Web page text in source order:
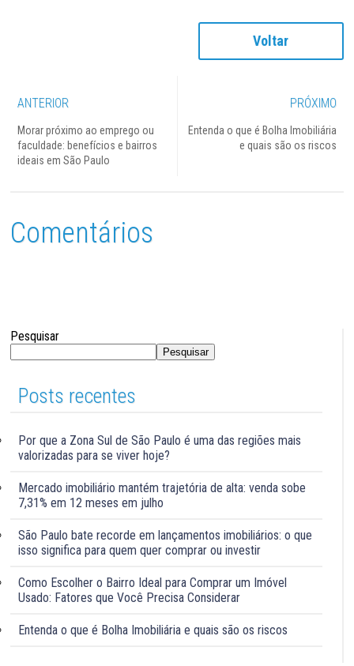
Voltar
ANTERIOR
Morar próximo ao emprego ou
faculdade: benefícios e bairros
ideais em São Paulo
PRÓXIMO
Entenda o que é Bolha Imobiliária
e quais são os riscos
Comentários
Pesquisar
Pesquisar
Posts recentes
Por que a Zona Sul de São Paulo é uma das regiões mais
valorizadas para se viver hoje?
Mercado imobiliário mantém trajetória de alta: venda sobe
7,31% em 12 meses em julho
São Paulo bate recorde em lançamentos imobiliários: o que
isso significa para quem quer comprar ou investir
Como Escolher o Bairro Ideal para Comprar um Imóvel
Usado: Fatores que Você Precisa Considerar
Entenda o que é Bolha Imobiliária e quais são os riscos